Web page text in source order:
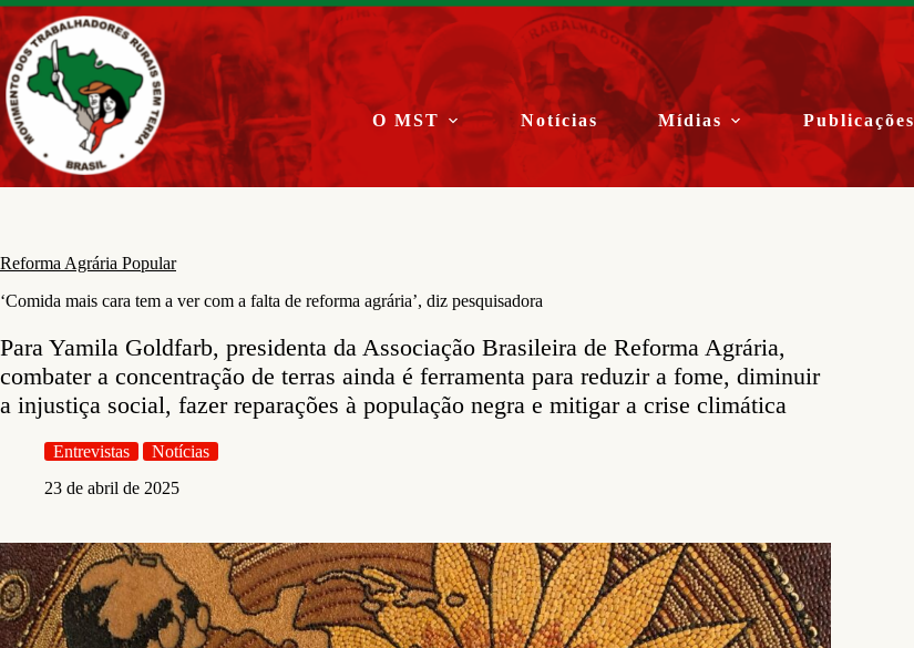
Pular
para
o
conteúdo
O MST Notícias Mídias Publicações
Reforma Agrária Popular
‘Comida mais cara tem a ver com a falta de reforma agrária’, diz pesquisadora
Para Yamila Goldfarb, presidenta da Associação Brasileira de Reforma Agrária,
combater a concentração de terras ainda é ferramenta para reduzir a fome, diminuir
a injustiça social, fazer reparações à população negra e mitigar a crise climática
Entrevistas
Notícias
23 de abril de 2025